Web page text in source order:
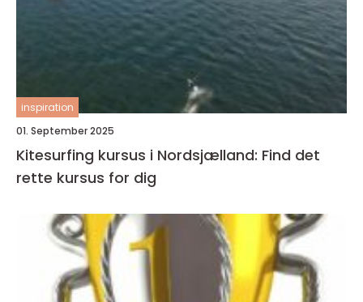
inspiration
01. September 2025
Kitesurfing kursus i Nordsjælland: Find det
rette kursus for dig